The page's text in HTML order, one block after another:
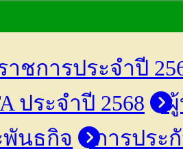
ชการประจำปี
ประจำปี 2568
ผู้
นธกิจ
การประ